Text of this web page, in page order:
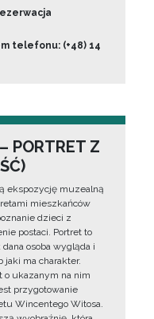
telefonu: (+48) 14
PORTRET Z
ekspozycję muzealną
mieszkańców
dzieci z
postaci. Portret to
osoba wygląda i
jaki ma charakter.
o ukazanym na nim
przygotowanie
Wincentego Witosa.